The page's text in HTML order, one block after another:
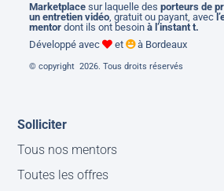
Marketplace sur laquelle desporteurs de
un entretien vidéo, gratuit ou payant, avec
mentordont ils ont besoinà l’instant t.
Développé avec
et à Bordeaux
© copyright 2026. Tous droits réservés
Solliciter
Tous nos mentors
Toutes les offres